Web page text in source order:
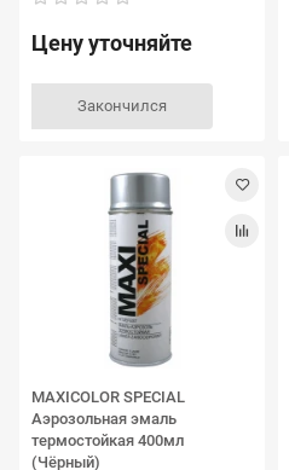
Цену уточняйте
Закончился
MAXICOLOR SPECIAL
Аэрозольная эмаль
термостойкая 400мл
(Чёрный)